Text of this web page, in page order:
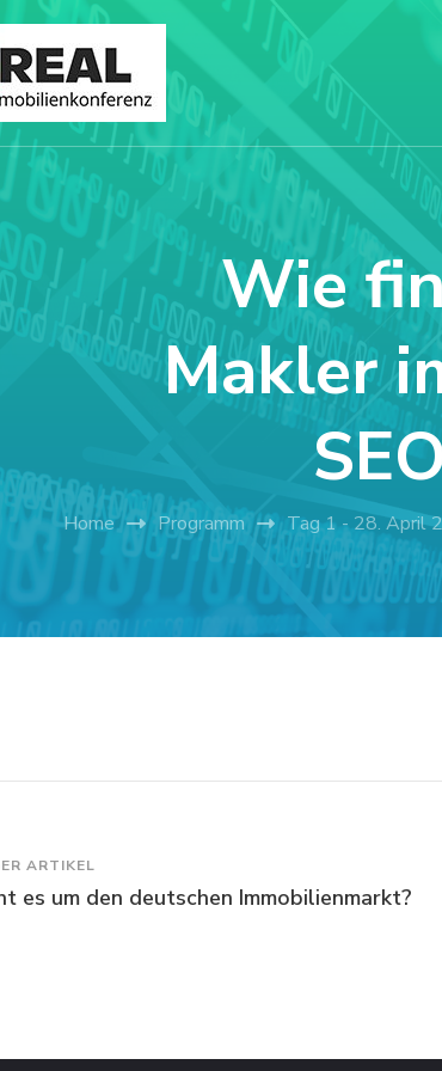
Wie
Makler
Home Programm Tag 1 - 28. April
ARTIKEL
es um den deutschen Immobilienmarkt?